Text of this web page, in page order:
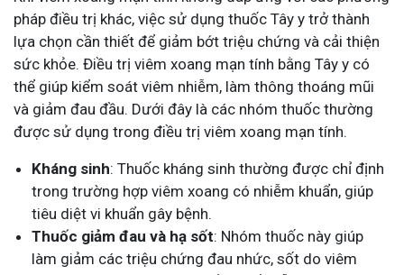
pháp điều trị khác, việc sử dụng thuốc Tây y trở thành
lựa chọn cần thiết để giảm bớt triệu chứng và cải thiện
sức khỏe. Điều trị viêm xoang mạn tính bằng Tây y có
thể giúp kiểm soát viêm nhiễm, làm thông thoáng mũi
và giảm đau đầu. Dưới đây là các nhóm thuốc thường
được sử dụng trong điều trị viêm xoang mạn tính.
Kháng sinh: Thuốc kháng sinh thường được chỉ định
trong trường hợp viêm xoang có nhiễm khuẩn, giúp
tiêu diệt vi khuẩn gây bệnh.
Thuốc giảm đau và hạ sốt: Nhóm thuốc này giúp
làm giảm các triệu chứng đau nhức, sốt do viêm